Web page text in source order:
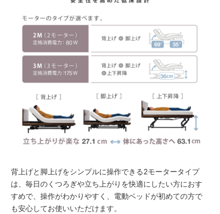
背上げと脚上げをシンプルに操作できる2モータータイプ
は、毎日のくつろぎや立ち上がりを快適にしたい方におす
すめで、操作がわかりやすく、電動ベッドが初めての方で
も安心してお使いいただけます。